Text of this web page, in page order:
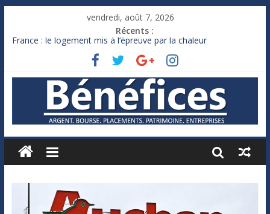
vendredi, août 7, 2026
Récents :
France : le logement mis à l’épreuve par la chaleur
Des milliards de dollars de droits de douane déjà remboursés
Royaume-Uni : Andy Burnham recule sur l’impôt
Xavier Niel, le milliardaire qui ne touche presque rien
Ruée des fortunes russes vers l’étranger